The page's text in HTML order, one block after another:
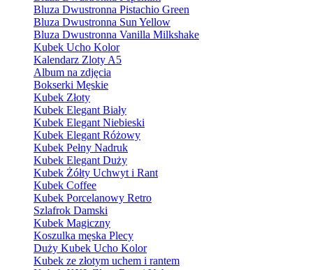
Bluza Dwustronna Pistachio Green
Bluza Dwustronna Sun Yellow
Bluza Dwustronna Vanilla Milkshake
Kubek Ucho Kolor
Kalendarz Zloty A5
Album na zdjęcia
Bokserki Męskie
Kubek Złoty
Kubek Elegant Biały
Kubek Elegant Niebieski
Kubek Elegant Różowy
Kubek Pełny Nadruk
Kubek Elegant Duży
Kubek Żółty Uchwyt i Rant
Kubek Coffee
Kubek Porcelanowy Retro
Szlafrok Damski
Kubek Magiczny
Koszulka męska Plecy
Duży Kubek Ucho Kolor
Kubek ze złotym uchem i rantem